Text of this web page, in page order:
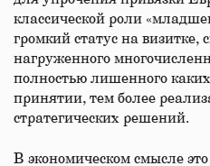
классической роли
громкий статус на визитке,
нагруженного
полностью лишенного
принятии, тем более
стратегических решений.
В экономическом смысле